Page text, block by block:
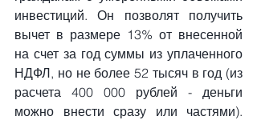
инвестиций. Он позволят получить
вычет в размере 13% от внесенной
на счет за год суммы из уплаченного
НДФЛ, но не более 52 тысяч в год (из
расчета 400 000 рублей - деньги
можно внести сразу или частями).